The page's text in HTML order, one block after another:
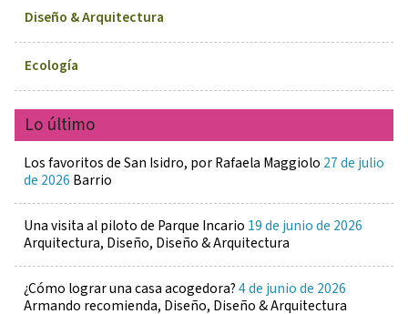
Diseño & Arquitectura
Ecología
Lo último
Los favoritos de San Isidro, por Rafaela Maggiolo 27 de julio
de 2026 Barrio
Una visita al piloto de Parque Incario 19 de junio de 2026
Arquitectura, Diseño, Diseño & Arquitectura
¿Cómo lograr una casa acogedora?4 de junio de 2026
Armando recomienda, Diseño, Diseño & Arquitectura